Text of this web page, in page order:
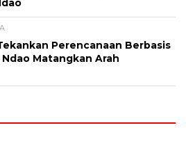
Perencanaan Berbasis
Matangkan Arah